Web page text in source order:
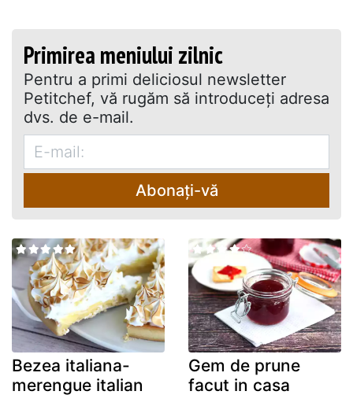
Primirea meniului zilnic
Pentru a primi deliciosul newsletter
Petitchef, vă rugăm să introduceţi adresa
dvs. de e-mail.
Abonați-vă
Bezea italiana-
merengue italian
Gem de prune
facut in casa